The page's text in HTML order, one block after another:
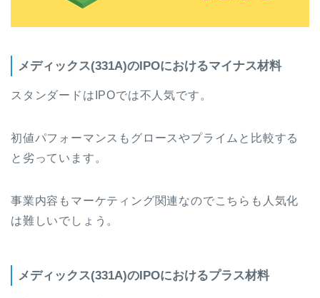
メディックス(331A)のIPOにおけるマイナス材料
スタンダードはIPOでは不人気です。
初値パフォーマンスもグロースやプライムと比較する
と劣っています。
事業内容もマーケティング関連なのでこちらも人気化
は難しいでしょう。
メディックス(331A)のIPOにおけるプラス材料